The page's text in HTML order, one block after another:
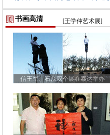
书画高清 [王学仲艺术展]
信王军、石磊双个展在泰达举办